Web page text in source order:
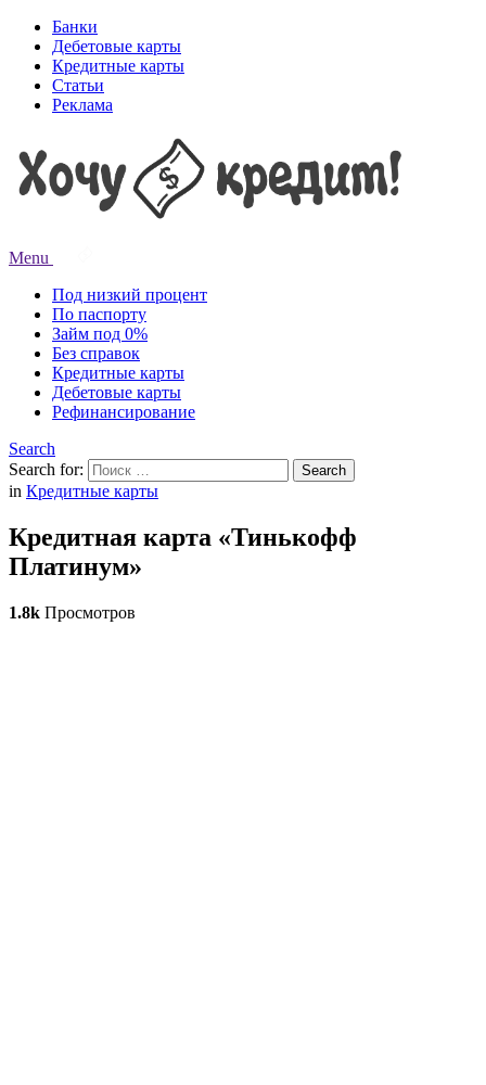
Банки
Дебетовые карты
Кредитные карты
Статьи
Реклама
Menu
Под низкий процент
По паспорту
Займ под 0%
Без справок
Кредитные карты
Дебетовые карты
Рефинансирование
Search
Search for:
Search
in Кредитные карты
Кредитная карта «Тинькофф
Платинум»
1.8k Просмотров